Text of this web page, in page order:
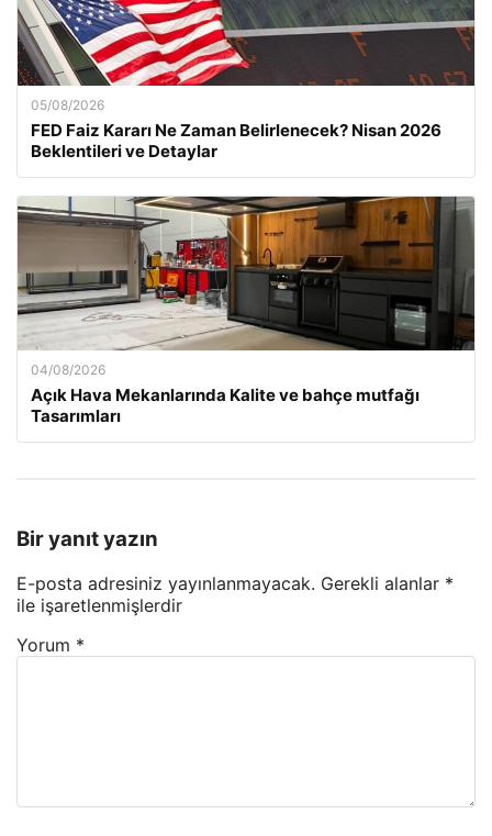
05/08/2026
FED Faiz Kararı Ne Zaman Belirlenecek? Nisan 2026
Beklentileri ve Detaylar
04/08/2026
Açık Hava Mekanlarında Kalite ve bahçe mutfağı
Tasarımları
Bir yanıt yazın
E-posta adresiniz yayınlanmayacak. Gerekli alanlar *
ile işaretlenmişlerdir
Yorum *